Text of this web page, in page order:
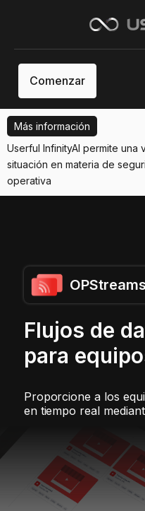
Comenzar
Más información
Userful InfinityAI permite una
situación en materia de
operativa
OPStreams
Flujos de
para
Proporcione a los
en tiempo real